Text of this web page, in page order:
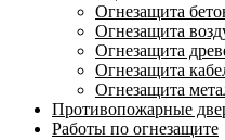
Огнезащита
Огнезащита
Огнезащита
Огнезащита
Огнезащита
Противопожарные
Работы по огнезащите